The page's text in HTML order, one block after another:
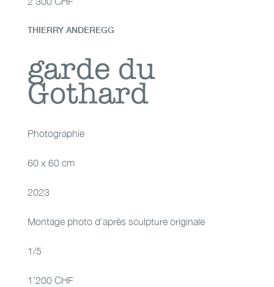
garde du Gothard
THIERRY ANDEREGG
garde du
Gothard
Photographie
60 x 60 cm
2023
Montage photo d’après sculpture originale
1/5
1'200 CHF